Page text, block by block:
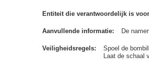
Entiteit die verantwoordelijk is
Aanvullende informatie De
Veiligheidsregels
Spoel de
Laat de schaal